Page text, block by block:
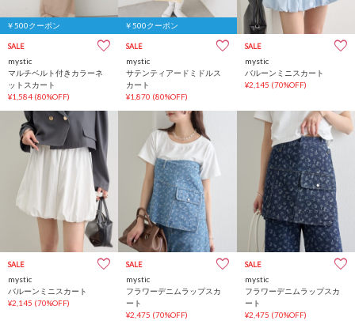
￥500クーポン
SALE
mystic
マルチベルト付きカラーネ
ットスカート
¥1,584 (80%OFF)
￥500クーポン
SALE
mystic
サテンティアードミドルス
カート
¥1,870 (80%OFF)
SALE
mystic
バルーンミニスカート
¥2,145 (70%OFF)
SALE
mystic
バルーンミニスカート
¥2,145 (70%OFF)
SALE
mystic
フラワーデニムラップスカ
ート
¥2,475 (70%OFF)
SALE
mystic
フラワーデニムラップスカ
ート
¥2,475 (70%OFF)